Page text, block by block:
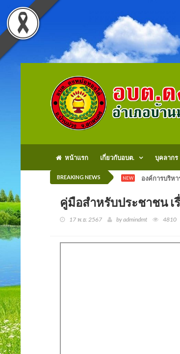
หน้าแรก เกี่ยวกับอบต. บุคลากร
BREAKING NEWS NEW องค์การบริห
คู่มือสำหรับประชาชน เ
17 พ.ย. 2567 by admindmt 4810